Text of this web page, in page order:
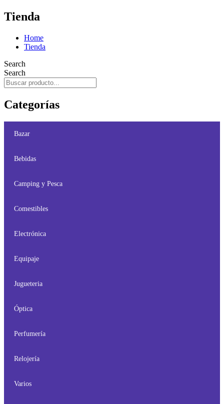
Tienda
Home
Tienda
Search
Search
Categorías
Bazar
Bebidas
Camping y Pesca
Comestibles
Electrónica
Equipaje
Jugueteria
Óptica
Perfumería
Relojería
Varios